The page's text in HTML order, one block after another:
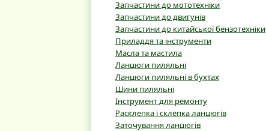
Запчастини до мототехніки
Запчастини до двигунів
Запчастини до китайської бензотехніки
Приладдя та інструменти
Масла та мастила
Ланцюги пиляльні
Ланцюги пиляльні в бухтах
Шини пиляльні
Інструмент для ремонту
Расклепка і склепка ланцюгів
Заточування ланцюгів